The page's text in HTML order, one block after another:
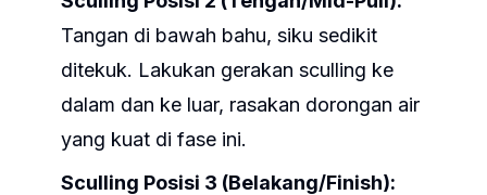
Tangan di bawah bahu, siku sedikit
ditekuk. Lakukan gerakan sculling ke
dalam dan ke luar, rasakan dorongan air
yang kuat di fase ini.
Sculling Posisi 3 (Belakang/Finish):